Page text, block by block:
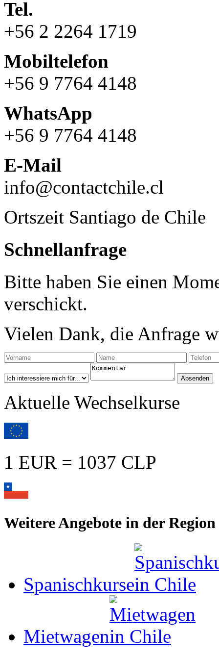
Tel.
+56 2 2264 1719
Mobiltelefon
+56 9 7764 4148
WhatsApp
+56 9 7764 4148
E-Mail
info@contactchile.cl
Ortszeit Santiago de Chile
Schnellanfrage
Bitte haben Sie einen
verschickt.
Vielen Dank, die Anfrage
Aktuelle Wechselkurse
1 EUR = 1037 CLP
Weitere Angebote in der Region
Spanischkurse
Mietwagen